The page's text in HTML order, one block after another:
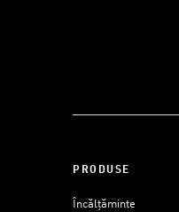
PRODUSE
Încălțăminte